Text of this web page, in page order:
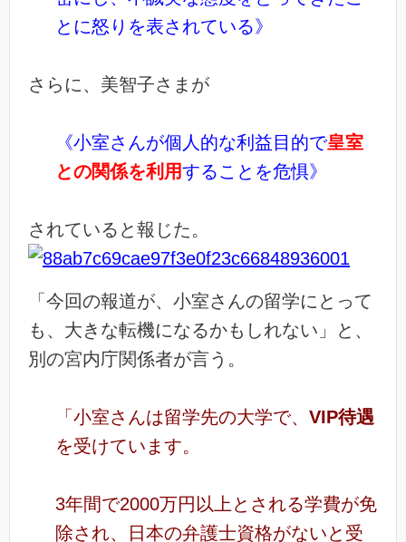
とに怒りを表されている》
さらに、美智子さまが
《小室さんが個人的な利益目的で皇室
との関係を利用することを危惧》
されていると報じた。
「今回の報道が、小室さんの留学にとって
も、大きな転機になるかもしれない」と、
別の宮内庁関係者が言う。
「小室さんは留学先の大学で、 VIP待遇
を受けています。
3年間で2000万円以上とされる学費が免
除され、日本の弁護士資格がないと受